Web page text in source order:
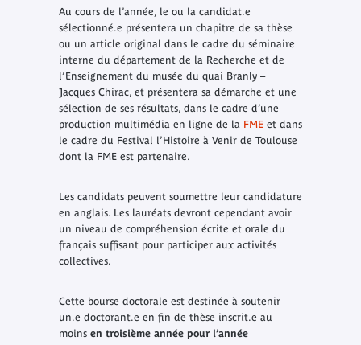
Au cours de l’année, le ou la candidat.e
sélectionné.e présentera un chapitre de sa thèse
ou un article original dans le cadre du séminaire
interne du département de la Recherche et de
l’Enseignement du musée du quai Branly –
Jacques Chirac, et présentera sa démarche et une
sélection de ses résultats, dans le cadre d’une
production multimédia en ligne de la FMEet dans
le cadre du Festival l’Histoire à Venir de Toulouse
dont la FME est partenaire.
Les candidats peuvent soumettre leur candidature
en anglais. Les lauréats devront cependant avoir
un niveau de compréhension écrite et orale du
français suffisant pour participer aux activités
collectives.
Cette bourse doctorale est destinée à soutenir
un.e doctorant.e en fin de thèse inscrit.e au
moinsen troisième année pour l’année